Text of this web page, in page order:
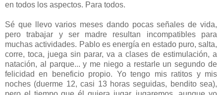
en todos los aspectos. Para todos.
Sé que llevo varios meses dando pocas señales de vida,
pero trabajar y ser madre resultan incompatibles para
muchas actividades. Pablo es energía en estado puro, salta,
corre, toca, juega sin parar, va a clases de estimulación, a
natación, al parque... y me niego a restarle un segundo de
felicidad en beneficio propio. Yo tengo mis ratitos y mis
noches (duerme 12, casi 13 horas seguidas, bendito sea),